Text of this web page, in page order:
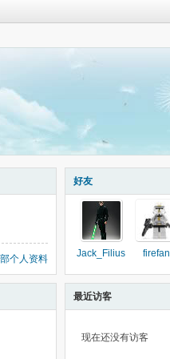
个人资料
好友
Jack_Filius firefan
最近访客
现在还没有访客